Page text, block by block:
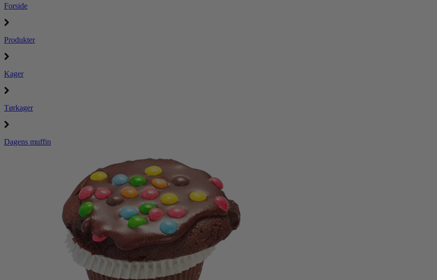
Forside
Produkter
Kager
Tørkager
Dagens muffin